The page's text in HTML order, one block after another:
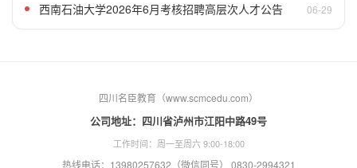
西南石油大学2026年6月考核招聘高层次人才公告 06-29
四川名臣教育（www.scmcedu.com）
公司地址：四川省泸州市江阳中路49号
工作时间：周一至周六 9:00-18:00
热线电话：13980257632（微信同号） 0830-2994321